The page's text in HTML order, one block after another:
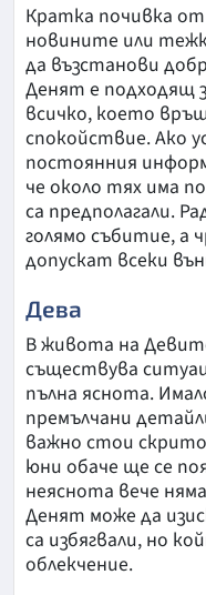
Кратка почивка
новините или
да възстанови
Денят е подходящ
всичко, което
спокойствие. Ако
постоянния
че около тях има
са предполагали.
голямо събитие, а
допускат всеки
Дева
В живота на
съществува
пълна яснота.
премълчани
важно стои
юни обаче ще се
неяснота вече
Денят може да
са избягвали, но
облекчение.